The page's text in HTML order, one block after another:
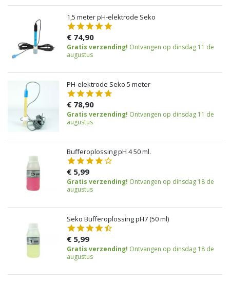
1,5 meter pH-elektrode Seko
€ 74,90
Gratis verzending! Ontvangen op dinsdag 11 de
augustus
PH-elektrode Seko 5 meter
€ 78,90
Gratis verzending! Ontvangen op dinsdag 11 de
augustus
Bufferoplossing pH 4 50 ml.
€ 5,99
Gratis verzending! Ontvangen op dinsdag 18 de
augustus
Seko Bufferoplossing pH7 (50 ml)
€ 5,99
Gratis verzending! Ontvangen op dinsdag 18 de
augustus